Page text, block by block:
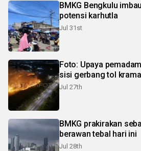
BMKG Bengkulu
potensi karhutla
Jul 31st
Foto: Upaya
sisi gerbang tol
Jul 27th
BMKG prakirakan
berawan tebal hari ini
Jul 28th